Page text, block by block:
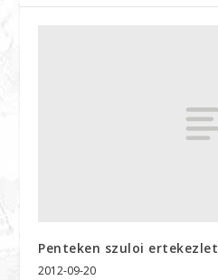
Penteken szuloi ertekezlet
2012-09-20